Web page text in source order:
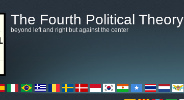
The Fourth Political Theory
beyond left and right but against the center